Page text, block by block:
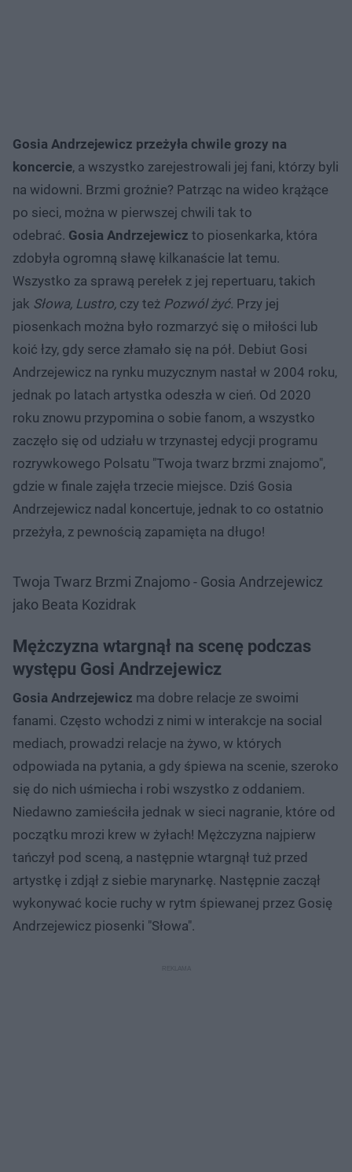
Gosia Andrzejewicz przeżyła chwile grozy na
koncercie, a wszystko zarejestrowali jej fani, którzy byli
na widowni. Brzmi groźnie? Patrząc na wideo krążące
po sieci, można w pierwszej chwili tak to
odebrać. Gosia Andrzejewicz to piosenkarka, która
zdobyła ogromną sławę kilkanaście lat temu.
Wszystko za sprawą perełek z jej repertuaru, takich
jak Słowa, Lustro, czy też Pozwól żyć. Przy jej
piosenkach można było rozmarzyć się o miłości lub
koić łzy, gdy serce złamało się na pół. Debiut Gosi
Andrzejewicz na rynku muzycznym nastał w 2004 roku,
jednak po latach artystka odeszła w cień. Od 2020
roku znowu przypomina o sobie fanom, a wszystko
zaczęło się od udziału w trzynastej edycji programu
rozrywkowego Polsatu "Twoja twarz brzmi znajomo",
gdzie w finale zajęła trzecie miejsce. Dziś Gosia
Andrzejewicz nadal koncertuje, jednak to co ostatnio
przeżyła, z pewnością zapamięta na długo!
Twoja Twarz Brzmi Znajomo - Gosia Andrzejewicz
jako Beata Kozidrak
Mężczyzna wtargnął na scenę podczas
występu Gosi Andrzejewicz
Gosia Andrzejewicz ma dobre relacje ze swoimi
fanami. Często wchodzi z nimi w interakcje na social
mediach, prowadzi relacje na żywo, w których
odpowiada na pytania, a gdy śpiewa na scenie, szeroko
się do nich uśmiecha i robi wszystko z oddaniem.
Niedawno zamieściła jednak w sieci nagranie, które od
początku mrozi krew w żyłach! Mężczyzna najpierw
tańczył pod sceną, a następnie wtargnął tuż przed
artystkę i zdjął z siebie marynarkę. Następnie zaczął
wykonywać kocie ruchy w rytm śpiewanej przez Gosię
Andrzejewicz piosenki "Słowa".